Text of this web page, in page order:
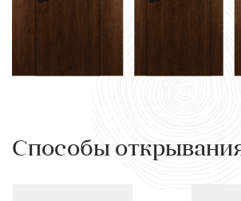
Способы